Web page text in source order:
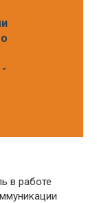
в работе